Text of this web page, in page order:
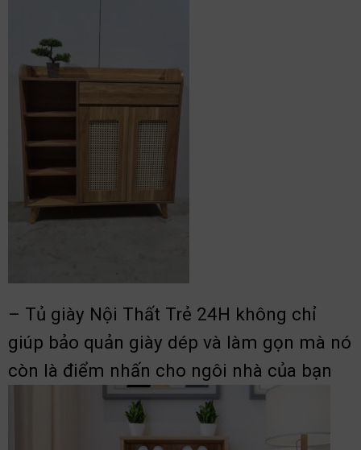
– Tủ giày Nội Thất Trẻ 24H không chỉ
giúp bảo quản giày dép và làm gọn mà nó
còn là điểm nhấn cho ngôi nhà của bạn